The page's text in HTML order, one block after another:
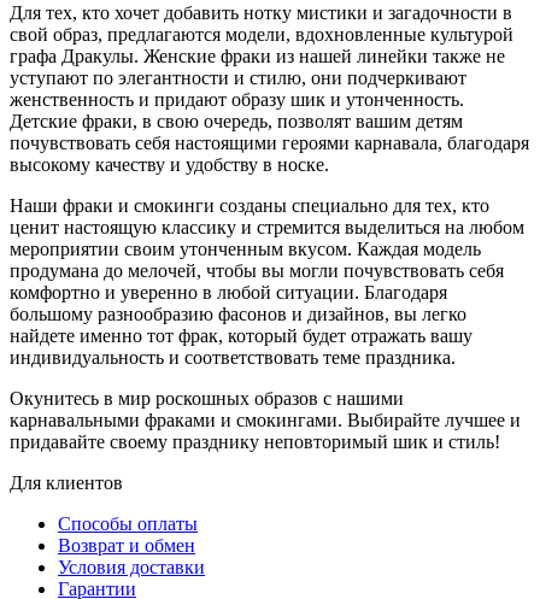
Для тех, кто хочет добавить нотку мистики и загадочности в
свой образ, предлагаются модели, вдохновленные культурой
графа Дракулы. Женские фраки из нашей линейки также не
уступают по элегантности и стилю, они подчеркивают
женственность и придают образу шик и утонченность.
Детские фраки, в свою очередь, позволят вашим детям
почувствовать себя настоящими героями карнавала, благодаря
высокому качеству и удобству в носке.
Наши фраки и смокинги созданы специально для тех, кто
ценит настоящую классику и стремится выделиться на любом
мероприятии своим утонченным вкусом. Каждая модель
продумана до мелочей, чтобы вы могли почувствовать себя
комфортно и уверенно в любой ситуации. Благодаря
большому разнообразию фасонов и дизайнов, вы легко
найдете именно тот фрак, который будет отражать вашу
индивидуальность и соответствовать теме праздника.
Окунитесь в мир роскошных образов с нашими
карнавальными фраками и смокингами. Выбирайте лучшее и
придавайте своему празднику неповторимый шик и стиль!
Для клиентов
Способы оплаты
Возврат и обмен
Условия доставки
Гарантии